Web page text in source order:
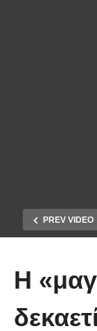
PREV VIDEO
Η